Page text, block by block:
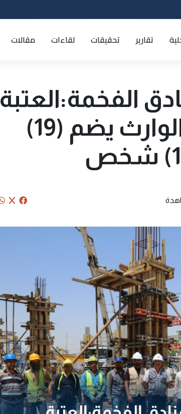
تقارير تحقيقات لقاءات مقالات
الفخمة:العتبة
الحسينية: دار ضيافة الوارث يضم (19)